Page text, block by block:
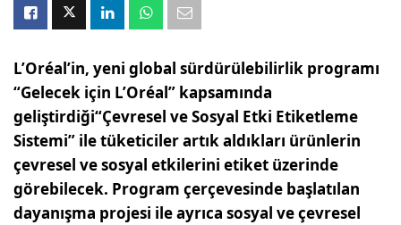
L’Oréal’in, yeni global sürdürülebilirlik programı
“Gelecek için L’Oréal” kapsamında
geliştirdiği“Çevresel ve Sosyal Etki Etiketleme
Sistemi” ile tüketiciler artıkaldıkları ürünlerin
çevresel ve sosyal etkilerini etiket üzerinde
görebilecek. Program çerçevesinde başlatılan
dayanışma projesi ile ayrıca sosyal ve çevresel